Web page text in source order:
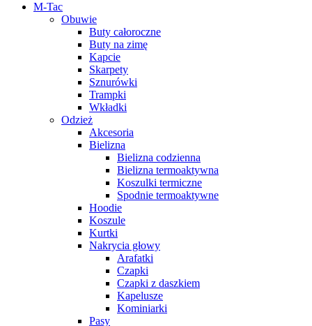
M-Tac
Obuwie
Buty całoroczne
Buty na zimę
Kapcie
Skarpety
Sznurówki
Trampki
Wkładki
Odzież
Akcesoria
Bielizna
Bielizna codzienna
Bielizna termoaktywna
Koszulki termiczne
Spodnie termoaktywne
Hoodie
Koszule
Kurtki
Nakrycia głowy
Arafatki
Czapki
Czapki z daszkiem
Kapelusze
Kominiarki
Pasy